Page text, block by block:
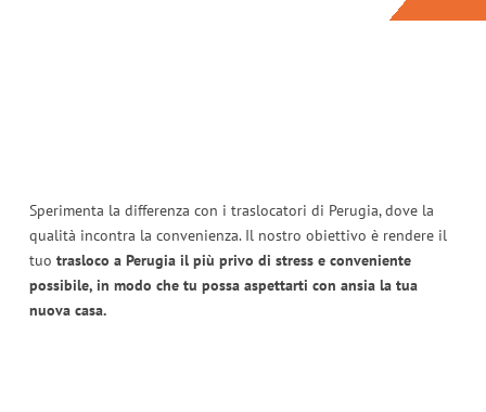
Sperimenta la differenza con i traslocatori di Perugia, dove la
qualità incontra la convenienza. Il nostro obiettivo è rendere il
tuo trasloco a Perugia il più privo di stress e conveniente
possibile, in modo che tu possa aspettarti con ansia la tua
nuova casa.